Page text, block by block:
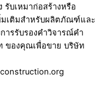
รับเหมาก่อสร้างหรือ
เติมสำหรับผลิตภัณฑ์และ
ารรับรองคำวิจารณ์คำ
ของคุณเพื่อขาย บริษัท